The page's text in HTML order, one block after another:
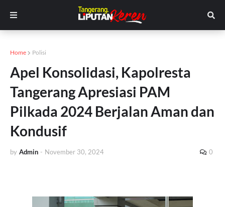
Home Polisi
Apel Konsolidasi, Kapolresta
Tangerang Apresiasi PAM
Pilkada 2024 Berjalan Aman dan
Kondusif
by Admin - November 30, 2024 0